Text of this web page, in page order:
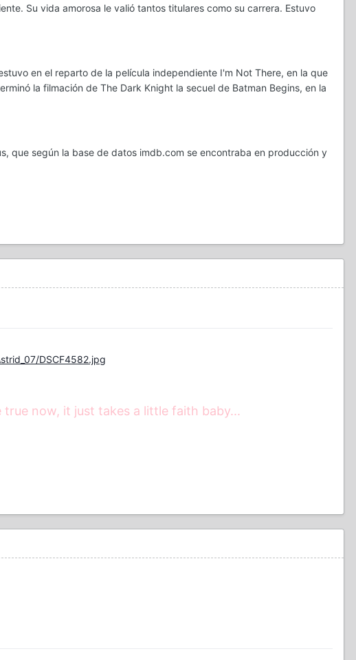
Su vida amorosa le valió tantos titulares como su carrera. Estuvo
en el reparto de la película independiente I'm Not There, en la que
la filmación de The Dark Knight la secuel de Batman Begins, en la
que según la base de datos imdb.com se encontraba en producción y
DSCF4582.jpg
now, it just takes a little faith baby...